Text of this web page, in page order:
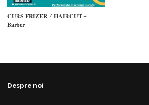
𝐂𝐔𝐑𝐒 𝐅𝐑𝐈𝐙𝐄𝐑 / 𝐇𝐀𝐈𝐑𝐂𝐔𝐓 –
𝐁𝐚𝐫𝐛𝐞𝐫
Despre noi